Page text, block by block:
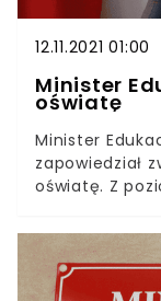
12.11.2021 01:00
Minister
oświatę
Minister
zapowiedział
oświatę. Z
podwyżek.
dla
z budżetu